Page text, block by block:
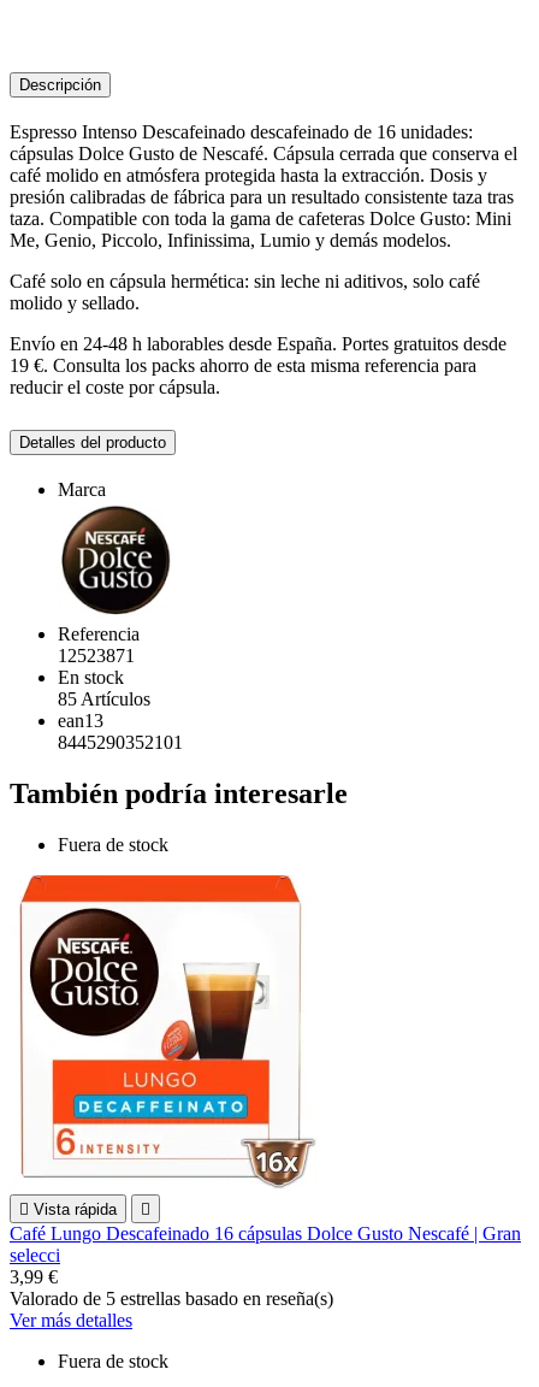
Descripción
Espresso Intenso Descafeinado descafeinado de 16 unidades:
cápsulas Dolce Gusto de Nescafé. Cápsula cerrada que conserva el
café molido en atmósfera protegida hasta la extracción. Dosis y
presión calibradas de fábrica para un resultado consistente taza tras
taza. Compatible con toda la gama de cafeteras Dolce Gusto: Mini
Me, Genio, Piccolo, Infinissima, Lumio y demás modelos.
Café solo en cápsula hermética: sin leche ni aditivos, solo café
molido y sellado.
Envío en 24-48 h laborables desde España. Portes gratuitos desde
19 €. Consulta los packs ahorro de esta misma referencia para
reducir el coste por cápsula.
Detalles del producto
Marca
Referencia
12523871
En stock
85 Artículos
ean13
8445290352101
También podría interesarle
Fuera de stock
 Vista rápida 
Café Lungo Descafeinado 16 cápsulas Dolce Gusto Nescafé | Gran
selecci
3,99 €
Valorado de 5 estrellas basado en reseña(s)
Ver más detalles
Fuera de stock